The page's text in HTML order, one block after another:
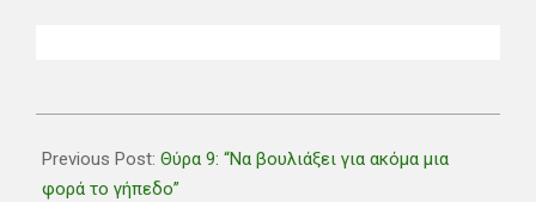
10-
27
Previous Post: Θύρα 9: “Να βουλιάξει για ακόμα μια
φορά το γήπεδο”